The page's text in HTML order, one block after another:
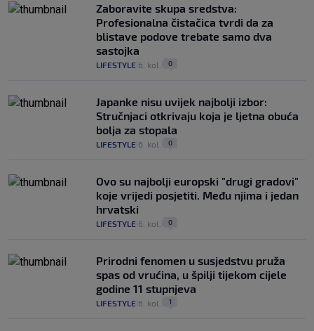
Zaboravite skupa sredstva:
Profesionalna čistačica tvrdi da za
blistave podove trebate samo dva
sastojka
LIFESTYLE 6. kol. 0
Japanke nisu uvijek najbolji izbor:
Stručnjaci otkrivaju koja je ljetna obuća
bolja za stopala
LIFESTYLE 6. kol. 0
Ovo su najbolji europski "drugi gradovi"
koje vrijedi posjetiti. Među njima i jedan
hrvatski
LIFESTYLE 6. kol. 0
Prirodni fenomen u susjedstvu pruža
spas od vrućina, u špilji tijekom cijele
godine 11 stupnjeva
LIFESTYLE 6. kol. 1